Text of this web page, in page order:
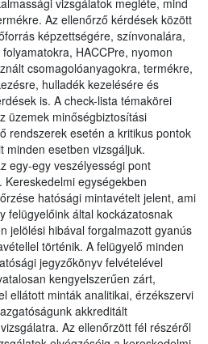
vizsgálatok megléte, mind
Az ellenőrző kérdések között
képzettségére, színvonalára,
HACCPre, nyomon
csomagolóanyagokra, termékre,
hulladék kezelésére és
is. A check-lista témakörei
üzemek minőségbiztosítási
rendszerek esetén a kritikus pontok
minden esetben vizsgáljuk.
egy-egy veszélyességi pont
egységekben
hatósági mintavételt jelent, ami
felügyelőink által kockázatosnak
jelölési hibával forgalmazott gyanús
történik. A felügyelő minden
jegyzőkönyv felvételével
kengyelszerűen zárt,
ellátott minták analitikai, érzékszervi
akkreditált
Az ellenőrzött fél részéről